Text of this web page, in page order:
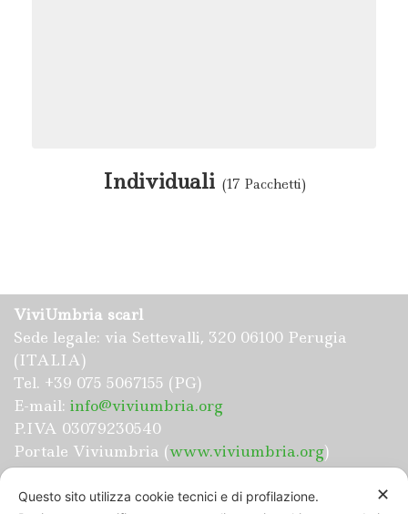
Individuali (17 Pacchetti)
ViviUmbria scarl
Sede legale: via Settevalli, 320 06100 Perugia
(ITALIA)
Tel. +39 075 5067155 (PG)
E-mail: info@viviumbria.org
P.IVA 03079230540
Portale Viviumbria (www.viviumbria.org)
✕
Questo sito utilizza cookie tecnici e di profilazione.